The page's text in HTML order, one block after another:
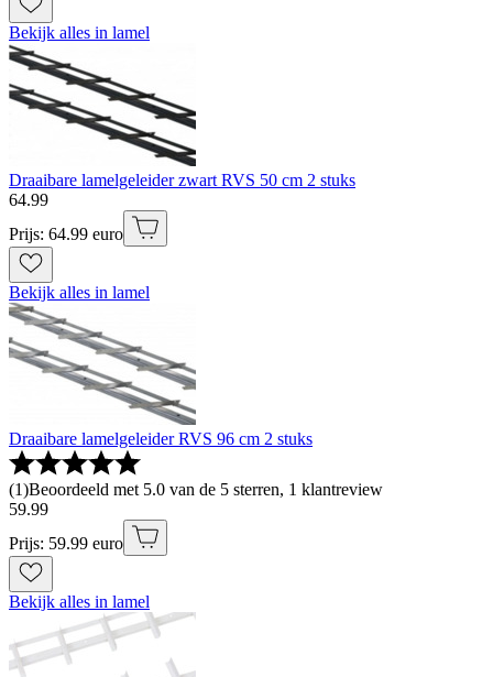
Bekijk alles in lamel
Draaibare lamelgeleider zwart RVS 50 cm 2 stuks
64.99
Prijs: 64.99 euro
Bekijk alles in lamel
Draaibare lamelgeleider RVS 96 cm 2 stuks
(1)Beoordeeld met 5.0 van de 5 sterren, 1 klantreview
59.99
Prijs: 59.99 euro
Bekijk alles in lamel